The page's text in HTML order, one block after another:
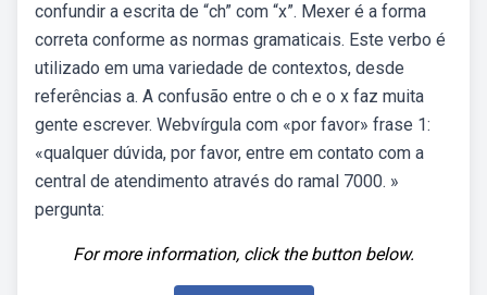
confundir a escrita de “ch” com “x”. Mexer é a forma
correta conforme as normas gramaticais. Este verbo é
utilizado em uma variedade de contextos, desde
referências a. A confusão entre o ch e o x faz muita
gente escrever. Webvírgula com «por favor» frase 1:
«qualquer dúvida, por favor, entre em contato com a
central de atendimento através do ramal 7000. »
pergunta:
For more information, click the button below.